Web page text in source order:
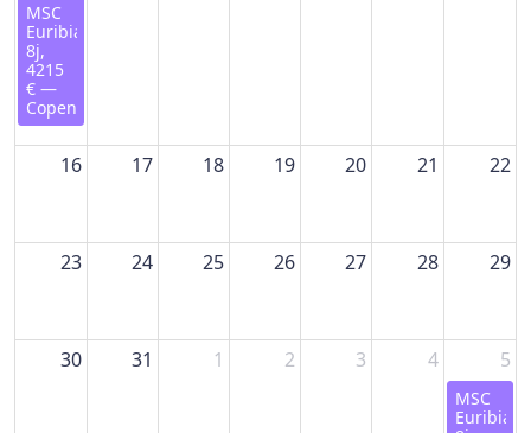
MSC
Euribia,
8j,
4215
€ —
Copenhague
16 17 18 19 20 21 22
23 24 25 26 27 28 29
30 31 1 2 3 4 5
MSC
Euribia,